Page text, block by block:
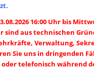
16:00 Uhr bis
sind aus technischen
Verwaltung,
Sie uns in dringenden
oder telefonisch während